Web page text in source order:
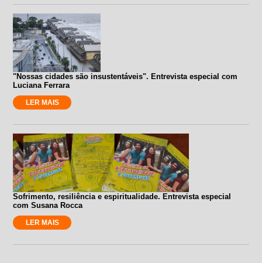
"Nossas cidades são insustentáveis". Entrevista especial com
Luciana Ferrara
LER MAIS
Sofrimento, resiliência e espiritualidade. Entrevista especial
com Susana Rocca
LER MAIS